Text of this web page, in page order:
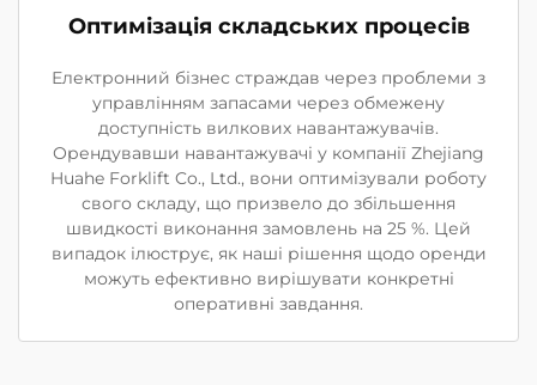
Оптимізація складських процесів
Електронний бізнес страждав через проблеми з
управлінням запасами через обмежену
доступність вилкових навантажувачів.
Орендувавши навантажувачі у компанії Zhejiang
Huahe Forklift Co., Ltd., вони оптимізували роботу
свого складу, що призвело до збільшення
швидкості виконання замовлень на 25 %. Цей
випадок ілюструє, як наші рішення щодо оренди
можуть ефективно вирішувати конкретні
оперативні завдання.